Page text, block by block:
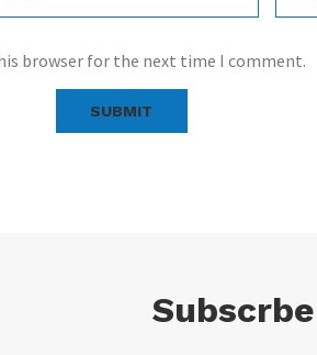
browser for the next time I comment.